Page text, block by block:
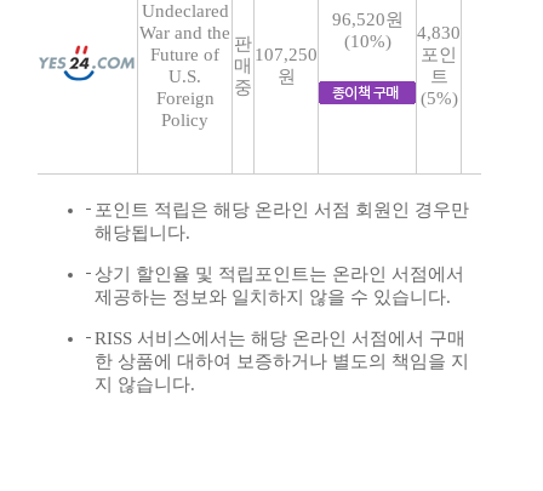
Undeclared
War and the
Future of
U.S.
Foreign
Policy
판
매
중
107,250
원
96,520원
(10%)
4,830
포인
트
(5%)
포인트 적립은 해당 온라인 서점 회원인 경우만
해당됩니다.
상기 할인율 및 적립포인트는 온라인 서점에서
제공하는 정보와 일치하지 않을 수 있습니다.
RISS 서비스에서는 해당 온라인 서점에서 구매
한 상품에 대하여 보증하거나 별도의 책임을 지
지 않습니다.